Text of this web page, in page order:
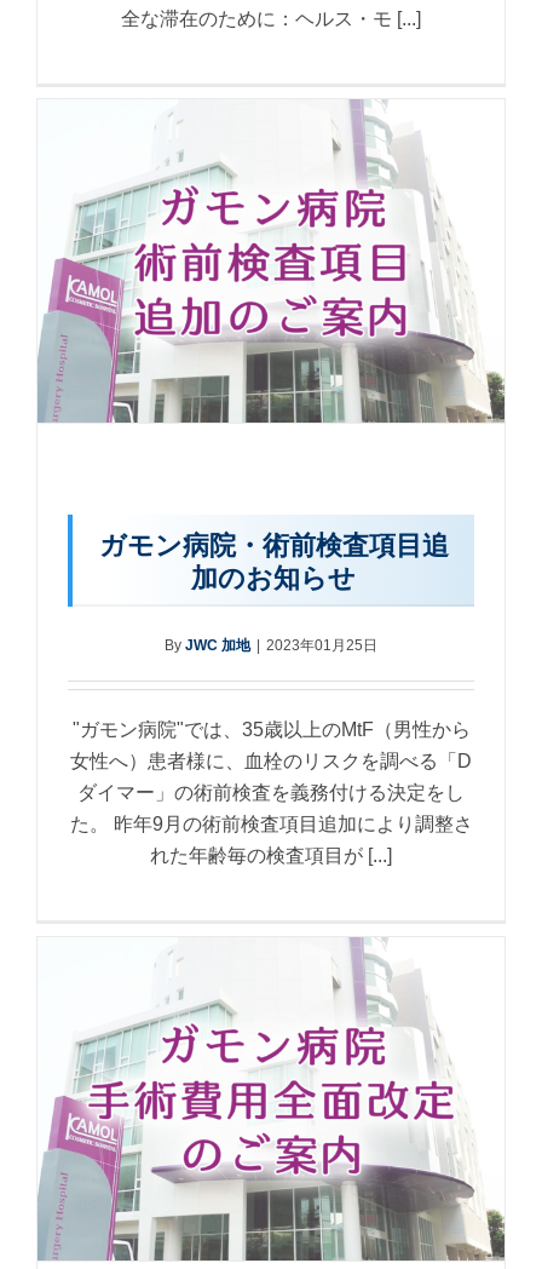
全な滞在のために：ヘルス・モ [...]
ガモン病院・術前検査項目追
加のお知らせ
By JWC 加地 | 2023年01月25日
"ガモン病院"では、35歳以上のMtF（男性から
女性へ）患者様に、血栓のリスクを調べる「D
ダイマー」の術前検査を義務付ける決定をし
た。 昨年9月の術前検査項目追加により調整さ
れた年齢毎の検査項目が [...]